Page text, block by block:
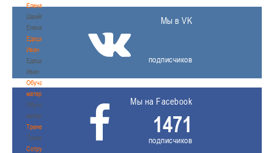
Елена
Швайбович
Елена
Едешко
Иван
Едешко
Иван
Обучающие
материалы
Обучающие
материалы
Тренерам
Тренерам
Сотрудничество
Мы в VK
подписчиков
Мы на Facebook
1471
подписчиков